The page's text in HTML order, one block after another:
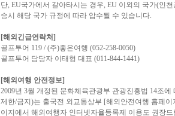
단, EU국가에서 갈아타시는 경우, EU 이외의 국가(인
승시 해당 국가 규정에 따라 압수될 수 있습니다.
[해외긴급연락처]
골프투어 119 / (주)좋은여행 (052-258-0050)
골프투어 담당자 이태형 대표 (011-844-1441)
[해외여행 안전정보]
2009년 3월 개정된 문화체육관광부 관광진흥법 14조
제한/금지)는 출국전 외교통상부 [해외안전여행 홈페
이지에서 해외여행자 인터넷자율등록제 이용도 권장드